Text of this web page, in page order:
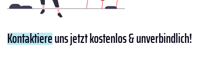
Kontaktiereuns jetzt kostenlos & unverbindlich!